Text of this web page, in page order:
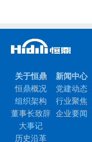
关于恒鼎
恒鼎概况
组织架构
董事长致辞
大事记
历史沿革
新闻中心
党建动态
行业聚焦
企业要闻